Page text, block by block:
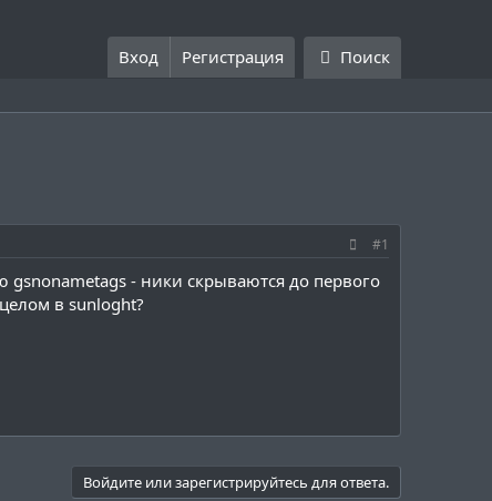
Вход Регистрация Поиск
#1
gsnonametags - ники скрываются до первого
в sunloght?
Войдите или зарегистрируйтесь для ответа.